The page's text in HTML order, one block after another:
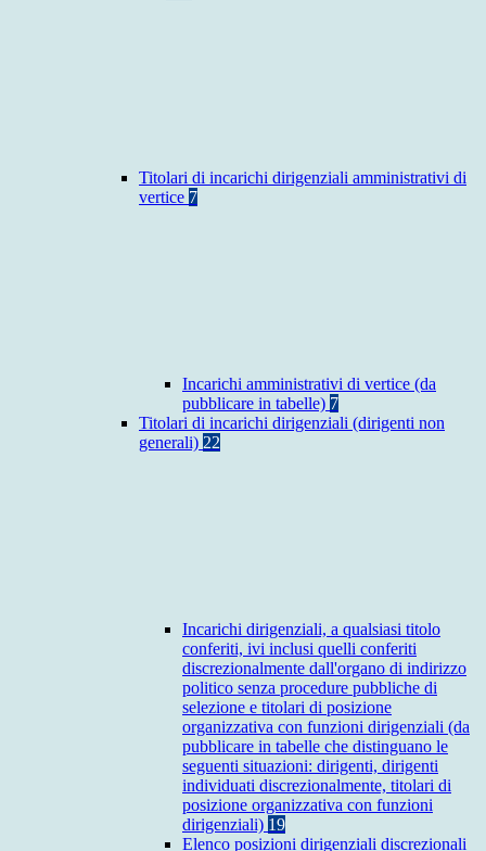
Titolari di incarichi dirigenziali amministrativi di
vertice 7
Incarichi amministrativi di vertice (da
pubblicare in tabelle) 7
Titolari di incarichi dirigenziali (dirigenti non
generali) 22
Incarichi dirigenziali, a qualsiasi titolo
conferiti, ivi inclusi quelli conferiti
discrezionalmente dall'organo di indirizzo
politico senza procedure pubbliche di
selezione e titolari di posizione
organizzativa con funzioni dirigenziali (da
pubblicare in tabelle che distinguano le
seguenti situazioni: dirigenti, dirigenti
individuati discrezionalmente, titolari di
posizione organizzativa con funzioni
dirigenziali) 19
Elenco posizioni dirigenziali discrezionali